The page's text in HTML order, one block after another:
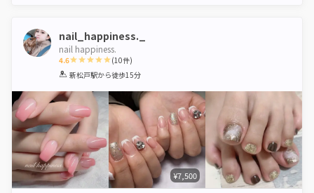
nail_happiness._
nail happiness.
4.6
1 2 3 4 5
(10件)
新松戸駅から徒歩15分
¥7,500